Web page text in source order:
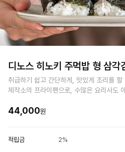
디노스 히노키 주먹밥 형 삼각
취급하기 쉽고 간단하게, 맛있게 조리를
제작소의 프라이팬으로, 수많은 요리사도
44,000원
적립금 2%